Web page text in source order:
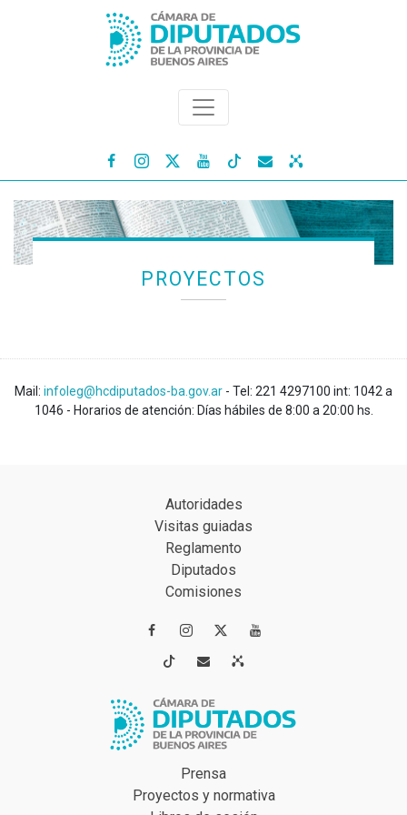
   
PROYECTOS
Mail: infoleg@hcdiputados-ba.gov.ar - Tel: 221 4297100 int: 1042 a
1046 - Horarios de atención: Días hábiles de 8:00 a 20:00 hs.
Autoridades
Visitas guiadas
Reglamento
Diputados
Comisiones
 
 
Prensa
Proyectos y normativa